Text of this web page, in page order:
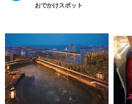
おでかけスポット